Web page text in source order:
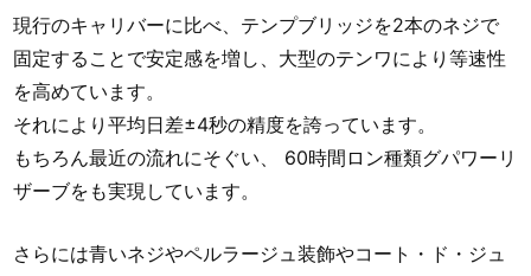
現行のキャリバーに比べ、テンプブリッジを2本のネジで
固定することで安定感を増し、大型のテンワにより等速性
を高めています。
それにより平均日差±4秒の精度を誇っています。
もちろん最近の流れにそぐい、 60時間ロン種類グパワーリ
ザーブをも実現しています。
さらには青いネジやペルラージュ装飾やコート・ド・ジュ